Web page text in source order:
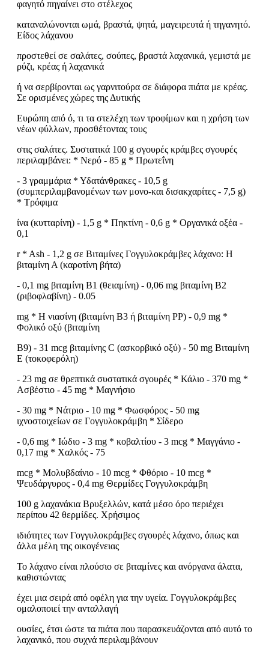
φαγητό πηγαίνει στο στέλεχος
καταναλώνονται ωμά, βραστά, ψητά, μαγειρευτά ή τηγανητό.
Είδος λάχανου
προστεθεί σε σαλάτες, σούπες, βραστά λαχανικά, γεμιστά με
ρύζι, κρέας ή λαχανικά
ή να σερβίρονται ως γαρνιτούρα σε διάφορα πιάτα με κρέας.
Σε ορισμένες χώρες της Δυτικής
Ευρώπη από ό, τι τα στελέχη των τροφίμων και η χρήση των
νέων φύλλων, προσθέτοντας τους
στις σαλάτες. Συστατικά 100 g σγουρές κράμβες σγουρές
περιλαμβάνει: * Νερό - 85 g * Πρωτεΐνη
- 3 γραμμάρια * Υδατάνθρακες - 10,5 g
(συμπεριλαμβανομένων των μονο-και δισακχαρίτες - 7,5 g)
* Τρόφιμα
ίνα (κυτταρίνη) - 1,5 g * Πηκτίνη - 0,6 g * Οργανικά οξέα -
0,1
r * Ash - 1,2 g σε Βιταμίνες Γογγυλοκράμβες λάχανο: Η
βιταμίνη Α (καροτίνη βήτα)
- 0,1 mg βιταμίνη Β1 (θειαμίνη) - 0,06 mg βιταμίνη Β2
(ριβοφλαβίνη) - 0.05
mg * Η νιασίνη (βιταμίνη Β3 ή βιταμίνη PP) - 0,9 mg *
Φολικό οξύ (βιταμίνη
B9) - 31 mcg βιταμίνης C (ασκορβικό οξύ) - 50 mg Βιταμίνη
Ε (τοκοφερόλη)
- 23 mg σε θρεπτικά συστατικά σγουρές * Κάλιο - 370 mg *
Ασβέστιο - 45 mg * Μαγνήσιο
- 30 mg * Νάτριο - 10 mg * Φωσφόρος - 50 mg
ιχνοστοιχείων σε Γογγυλοκράμβη * Σίδερο
- 0,6 mg * Ιώδιο - 3 mg * κοβαλτίου - 3 mcg * Μαγγάνιο -
0,17 mg * Χαλκός - 75
mcg * Μολυβδαίνιο - 10 mcg * Φθόριο - 10 mcg *
Ψευδάργυρος - 0,4 mg Θερμίδες Γογγυλοκράμβη
100 g λαχανάκια Βρυξελλών, κατά μέσο όρο περιέχει
περίπου 42 θερμίδες. Χρήσιμος
ιδιότητες των Γογγυλοκράμβες σγουρές λάχανο, όπως και
άλλα μέλη της οικογένειας
Το λάχανο είναι πλούσιο σε βιταμίνες και ανόργανα άλατα,
καθιστώντας
έχει μια σειρά από οφέλη για την υγεία. Γογγυλοκράμβες
ομαλοποιεί την ανταλλαγή
ουσίες, έτσι ώστε τα πιάτα που παρασκευάζονται από αυτό το
λαχανικό, που συχνά περιλαμβάνουν